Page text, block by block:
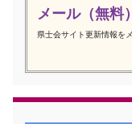
メール（無料）
県士会サイト更新情報を